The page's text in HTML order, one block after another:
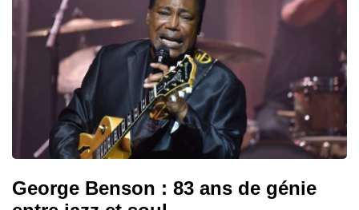
George Benson : 83 ans de génie